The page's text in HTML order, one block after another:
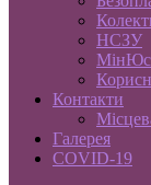
НСЗУ
Контакти
Галерея
COVID-19